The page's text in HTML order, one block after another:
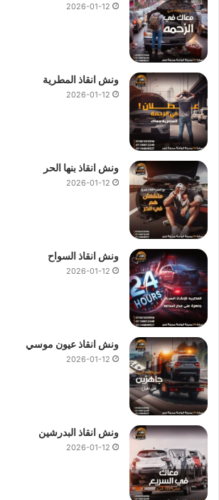
2026-01-12
ونش انقاذ المطرية
2026-01-12
ونش انقاذ بنها الحر
2026-01-12
ونش انقاذ السواح
2026-01-12
ونش انقاذ عيون موسي
2026-01-12
ونش انقاذ البدرشين
2026-01-12